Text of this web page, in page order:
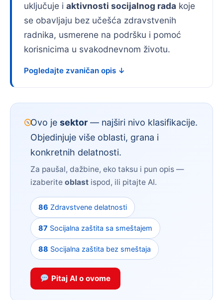
uključuje i aktivnosti socijalnog rada koje
se obavljaju bez učešća zdravstvenih
radnika, usmerene na podršku i pomoć
korisnicima u svakodnevnom životu.
Pogledajte zvaničan opis ↓
Ovo jesektor — najširi nivo klasifikacije.
Objedinjuje više oblasti, grana i
konkretnih delatnosti.
Za paušal, dažbine, eko taksu i pun opis —
izaberiteoblast ispod, ili pitajte AI.
86 Zdravstvene delatnosti
87 Socijalna zaštita sa smeštajem
88 Socijalna zaštita bez smeštaja
Pitaj AI o ovome